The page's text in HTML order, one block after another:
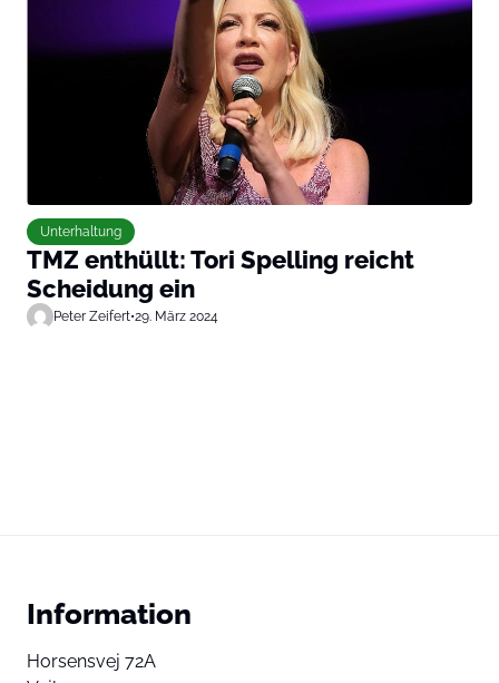
Unterhaltung
TMZ enthüllt: Tori Spelling reicht
Scheidung ein
Peter Zeifert•29. März 2024
Information
Horsensvej 72A